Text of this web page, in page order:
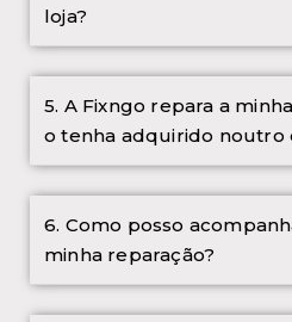
loja?
5. A Fixngo repara a
o tenha adquirido noutro
6. Como posso
minha reparação?